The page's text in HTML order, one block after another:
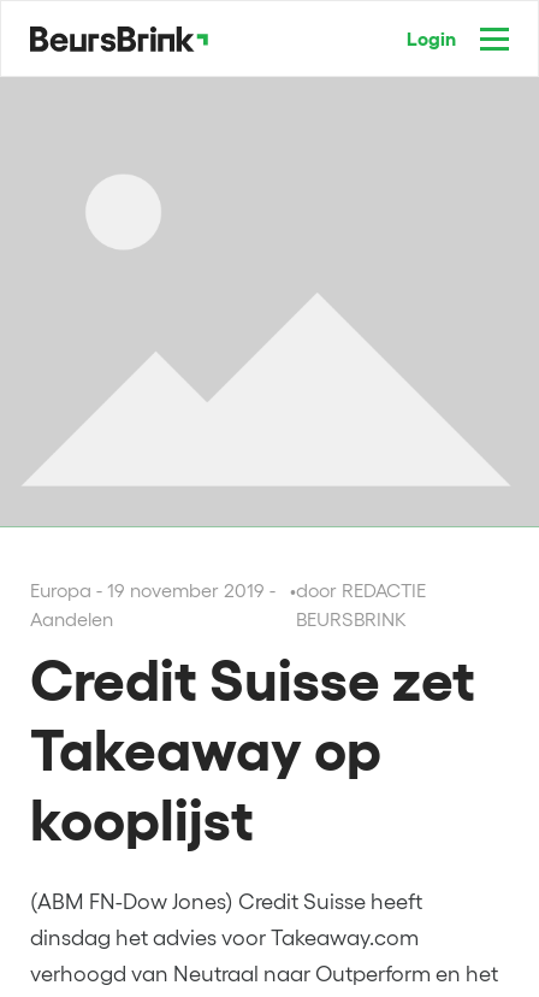
Login
Europa - 19 november 2019 -
Aandelen
•door REDACTIE
BEURSBRINK
Credit Suisse zet
Takeaway op
kooplijst
(ABM FN-Dow Jones) Credit Suisse heeft
dinsdag het advies voor Takeaway.com
verhoogd van Neutraal naar Outperform en het